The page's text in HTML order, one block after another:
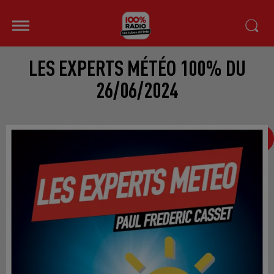
LES EXPERTS MÉTÉO 100% DU
26/06/2024